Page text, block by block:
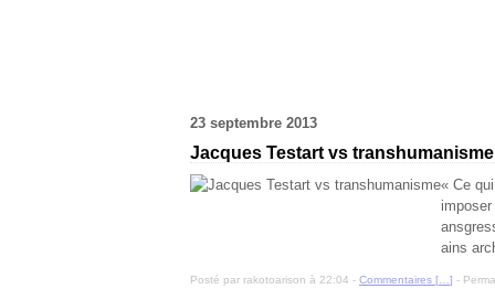
23 septembre 2013
Jacques Testart vs transhumanisme
« Ce
ains
Posté par rakotoarison à 22:04 - Commentaires [ ] -